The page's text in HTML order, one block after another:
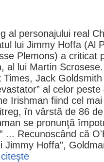
al personajului real
lui Jimmy Hoffa (Al
Plemons) a criticat
, al lui Martin
Times, Jack
al celor
Irishman fiind cel
în vârstă de 86
se pronunţă
... Recunoscând că
Jimmy Hoffa",
citeşte